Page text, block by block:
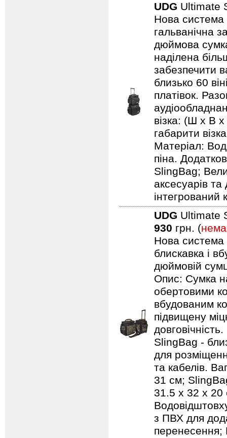
UDG Ultimate
Нова система
гальванічна
дюймова
наділена
забезпечити
близько 60
платівок.
візка: (Ш х В
габарити
Матеріал:
піна.
SlingBag;
аксесуарів та
інтегрований
UDG Ultimate
930 грн. (
Нова система
блискавка і
дюймовій
Опис: Сумка
обертовими
вбудованим
підвищену
SlingBag -
для
та кабелів.
31 см;
31.5 x 32 x 20
з ПВХ для
перенесення;